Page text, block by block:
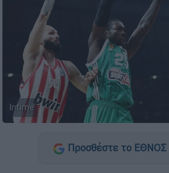
Intime
Προσθέστε το ΕΘΝΟΣ